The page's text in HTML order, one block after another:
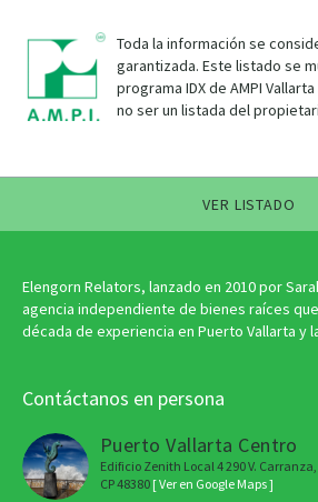
Toda la información se
garantizada. Este listado se
programa IDX de AMPI
no ser un listada del
VER LISTADO
Elengorn Relators, lanzado en 2010 por
agencia independiente de bienes raíces
década de experiencia en Puerto Vallarta y
Contáctanos en persona
Puerto Vallarta Centro
Edificio Zenith Local 4 290 V.
CP 48380 [ Ver en Google Maps ]